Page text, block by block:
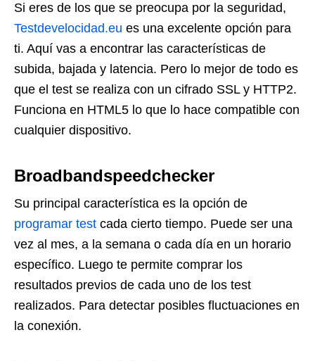
Si eres de los que se preocupa por la seguridad,
Testdevelocidad.eu es una excelente opción para
ti. Aquí vas a encontrar las características de
subida, bajada y latencia. Pero lo mejor de todo es
que el test se realiza con un cifrado SSL y HTTP2.
Funciona en HTML5 lo que lo hace compatible con
cualquier dispositivo.
Broadbandspeedchecker
Su principal característica es la opción de
programar test cada cierto tiempo. Puede ser una
vez al mes, a la semana o cada día en un horario
específico. Luego te permite comprar los
resultados previos de cada uno de los test
realizados. Para detectar posibles fluctuaciones en
la conexión.